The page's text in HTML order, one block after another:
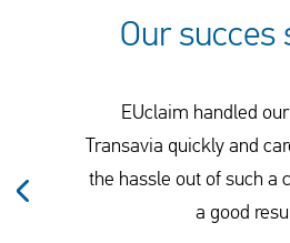
Our succes
EUclaim handled
Transavia quickly and
the hassle out of such a
a good